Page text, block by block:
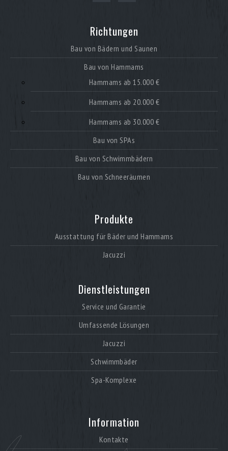
Richtungen
Bau von Bädern und Saunen
Bau von Hammams
Hammams ab 15.000 €
Hammams ab 20.000 €
Hammams ab 30.000 €
Bau von SPAs
Bau von Schwimmbädern
Bau von Schneeräumen
Produkte
Ausstattung für Bäder und Hammams
Jacuzzi
Dienstleistungen
Service und Garantie
Umfassende Lösungen
Jacuzzi
Schwimmbäder
Spa-Komplexe
Information
Kontakte